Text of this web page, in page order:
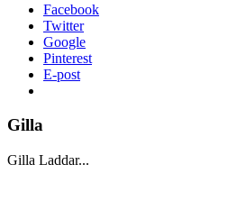
Facebook
Twitter
Google
Pinterest
E-post
Gilla
Gilla Laddar...